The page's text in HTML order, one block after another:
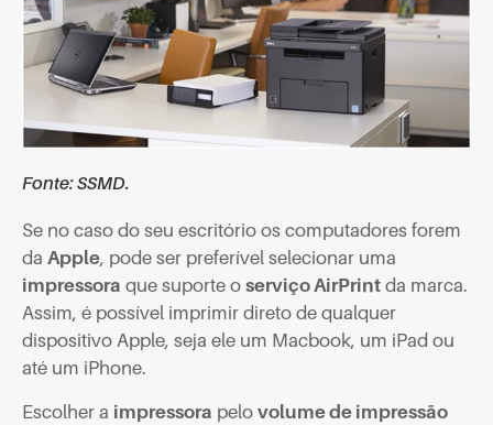
Fonte: SSMD.
Se no caso do seu escritório os computadores forem
da Apple, pode ser preferível selecionar uma
impressora que suporte o serviço AirPrint da marca.
Assim, é possível imprimir direto de qualquer
dispositivo Apple, seja ele um Macbook, um iPad ou
até um iPhone.
Escolher a impressora pelo volume de impressão